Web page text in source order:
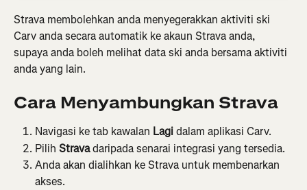
Strava membolehkan anda menyegerakkan aktiviti ski
Carv anda secara automatik ke akaun Strava anda,
supaya anda boleh melihat data ski anda bersama aktiviti
anda yang lain.
Cara Menyambungkan Strava
Navigasi ke tab kawalan Lagi dalam aplikasi Carv.
Pilih Strava daripada senarai integrasi yang tersedia.
Anda akan dialihkan ke Strava untuk membenarkan
akses.